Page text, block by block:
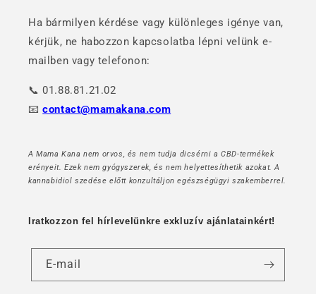
Ha bármilyen kérdése vagy különleges igénye van,
kérjük, ne habozzon kapcsolatba lépni velünk e-
mailben vagy telefonon:
📞 01.88.81.21.02
📧contact@mamakana.com
A Mama Kana nem orvos, és nem tudja dicsérni a CBD-termékek
erényeit. Ezek nem gyógyszerek, és nem helyettesíthetik azokat. A
kannabidiol szedése előtt konzultáljon egészségügyi szakemberrel.
Iratkozzon fel hírlevelünkre exkluzív ajánlatainkért!
E-mail